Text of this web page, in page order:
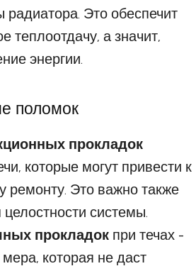
Это обеспечит
теплоотдачу, а значит,
энергии.
поломок
прокладок
которые могут привести к
ремонту. Это важно также
системы.
прокладок при течах -
которая не даст